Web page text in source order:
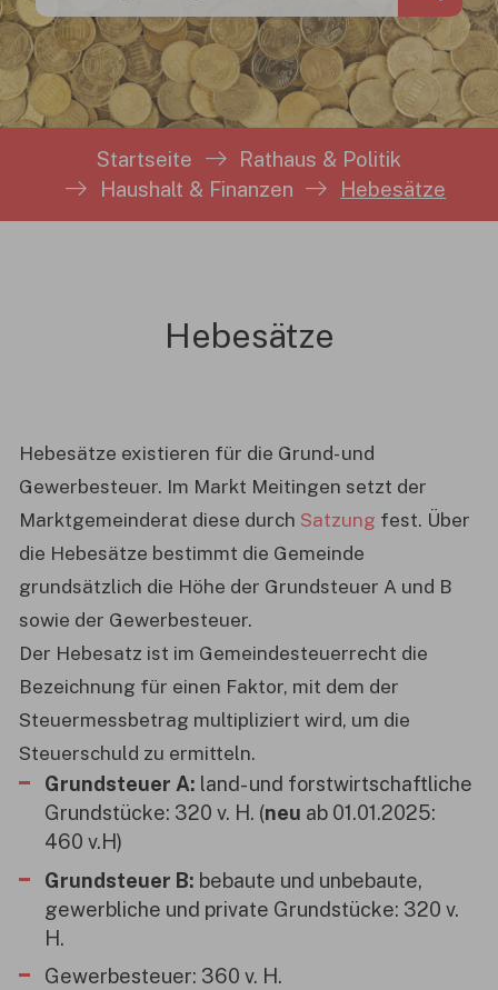
Startseite
Rathaus & Politik
Haushalt & Finanzen
Hebesätze
Hebesätze
Hebesätze existieren für die Grund- und
Gewerbesteuer. Im Markt Meitingen setzt der
Marktgemeinderat diese durch Satzung fest. Über
die Hebesätze bestimmt die Gemeinde
grundsätzlich die Höhe der Grundsteuer A und B
sowie der Gewerbesteuer.
Der Hebesatz ist im Gemeindesteuerrecht die
Bezeichnung für einen Faktor, mit dem der
Steuermessbetrag multipliziert wird, um die
Steuerschuld zu ermitteln.
Grundsteuer A: land- und forstwirtschaftliche
Grundstücke: 320 v. H. (neu ab 01.01.2025:
460 v.H)
Grundsteuer B: bebaute und unbebaute,
gewerbliche und private Grundstücke: 320 v.
H.
Gewerbesteuer: 360 v. H.